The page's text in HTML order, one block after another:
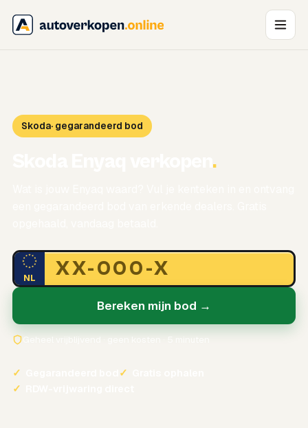
Skoda· gegarandeerd bod
.
NL
Bereken mijn bod →
✓ ✓
✓